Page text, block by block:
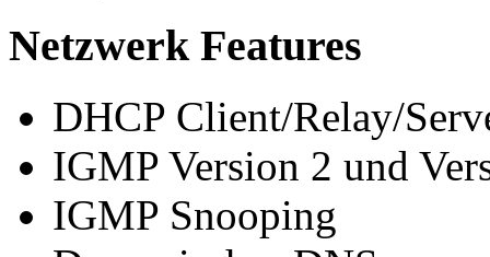
Netzwerk Features
DHCP Client/Relay/
IGMP Version 2 und
IGMP Snooping